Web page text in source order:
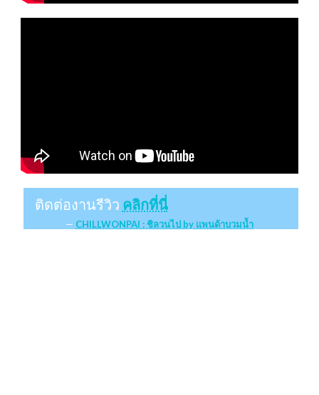
ติดต่องานรีวิว คลิกที่นี่
CHILLWONPAI : ชิลวนไป by แพนด้าบวมน้ำ